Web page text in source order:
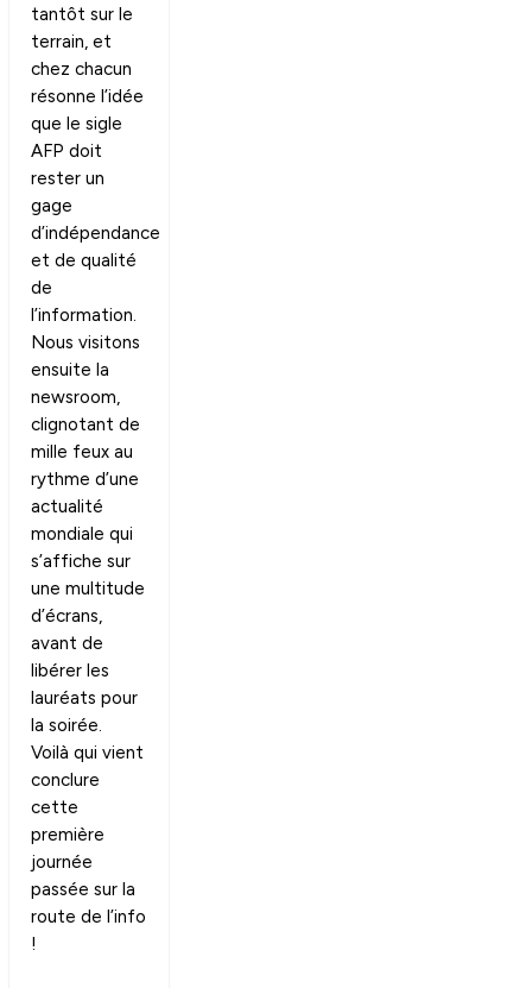
tantôt sur le
terrain, et
chez chacun
résonne l’idée
que le sigle
AFP doit
rester un
gage
d’indépendance
et de qualité
de
l’information.
Nous visitons
ensuite la
newsroom,
clignotant de
mille feux au
rythme d’une
actualité
mondiale qui
s’affiche sur
une multitude
d’écrans,
avant de
libérer les
lauréats pour
la soirée.
Voilà qui vient
conclure
cette
première
journée
passée sur la
route de l’info
!